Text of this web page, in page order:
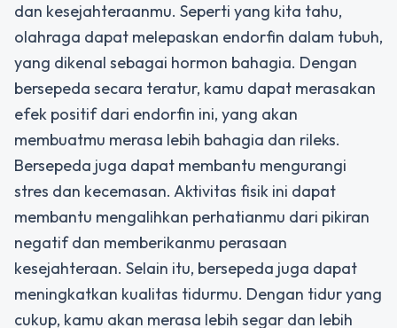
dan kesejahteraanmu. Seperti yang kita tahu,
olahraga dapat melepaskan endorfin dalam tubuh,
yang dikenal sebagai hormon bahagia. Dengan
bersepeda secara teratur, kamu dapat merasakan
efek positif dari endorfin ini, yang akan
membuatmu merasa lebih bahagia dan rileks.
Bersepeda juga dapat membantu mengurangi
stres dan kecemasan. Aktivitas fisik ini dapat
membantu mengalihkan perhatianmu dari pikiran
negatif dan memberikanmu perasaan
kesejahteraan. Selain itu, bersepeda juga dapat
meningkatkan kualitas tidurmu. Dengan tidur yang
cukup, kamu akan merasa lebih segar dan lebih